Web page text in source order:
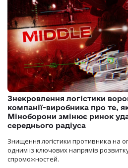
Знекровлення логістики
компанії-виробника про те,
Міноборони змінює ринок
середнього радіуса
Знищення логістики противника на
одним із ключових напрямів
спроможностей.